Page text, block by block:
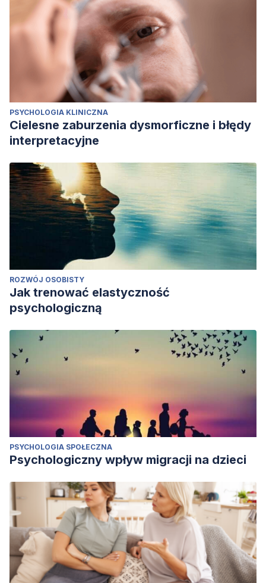
PSYCHOLOGIA KLINICZNA
Cielesne zaburzenia dysmorficzne i błędy
interpretacyjne
ROZWÓJ OSOBISTY
Jak trenować elastyczność
psychologiczną
PSYCHOLOGIA SPOŁECZNA
Psychologiczny wpływ migracji na dzieci